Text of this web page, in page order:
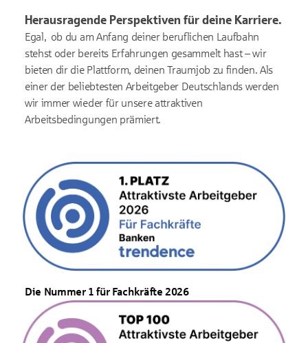
Herausragende Perspektiven für deine Karriere.
Egal, ob du am Anfang deiner beruflichen Laufbahn
stehst oder bereits Erfahrungen gesammelt hast – wir
bieten dir die Plattform, deinen Traumjob zu finden. Als
einer der beliebtesten Arbeitgeber Deutschlands werden
wir immer wieder für unsere attraktiven
Arbeitsbedingungen prämiert.
Die Nummer 1 für Fachkräfte 2026